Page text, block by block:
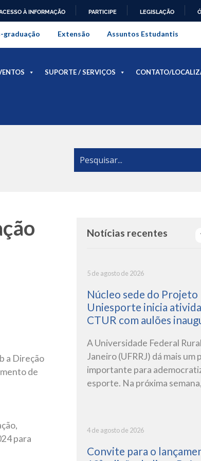
À INFORMAÇÃO PARTICIPE LEGISLAÇÃO
Rural do Rio de
graduação Extensão Assuntos Estudantis
SUPORTE / SERVIÇOS CONTATO/
a Direção
de
para
Notícias recentes
5 de agosto de 2026
Núcleo sede do Projeto
Uniesporte inicia
CTUR com aulões
A Universidade Federal
Janeiro (UFRRJ) dá mais um
importante para
esporte. Na próxima
4 de agosto de 2026
Convite para o